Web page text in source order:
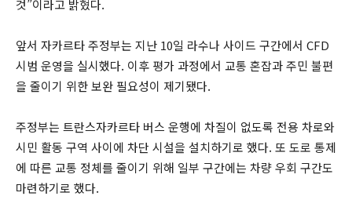
것”이라고 밝혔다.
앞서 자카르타 주정부는 지난 10일 라수나 사이드 구간에서 CFD
시범 운영을 실시했다. 이후 평가 과정에서 교통 혼잡과 주민 불편
을 줄이기 위한 보완 필요성이 제기됐다.
주정부는 트란스자카르타 버스 운행에 차질이 없도록 전용 차로와
시민 활동 구역 사이에 차단 시설을 설치하기로 했다. 또 도로 통제
에 따른 교통 정체를 줄이기 위해 일부 구간에는 차량 우회 구간도
마련하기로 했다.